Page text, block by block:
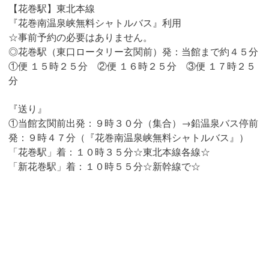
【花巻駅】東北本線
『花巻南温泉峡無料シャトルバス』利用
☆事前予約の必要はありません。
◎花巻駅（東口ロータリー玄関前）発：当館まで約４５分
①便 １５時２５分 ②便 １６時２５分 ③便 １７時２５
分
『送り』
①当館玄関前出発：９時３０分（集合）→鉛温泉バス停前
発：９時４７分（『花巻南温泉峡無料シャトルバス』）
「花巻駅」着：１０時３５分☆東北本線各線☆
「新花巻駅」着：１０時５５分☆新幹線で☆